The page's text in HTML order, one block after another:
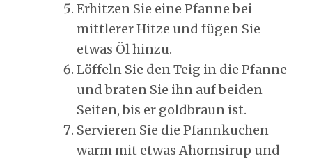
Erhitzen Sie eine Pfanne bei
mittlerer Hitze und fügen Sie
etwas Öl hinzu.
Löffeln Sie den Teig in die Pfanne
und braten Sie ihn auf beiden
Seiten, bis er goldbraun ist.
Servieren Sie die Pfannkuchen
warm mit etwas Ahornsirup und